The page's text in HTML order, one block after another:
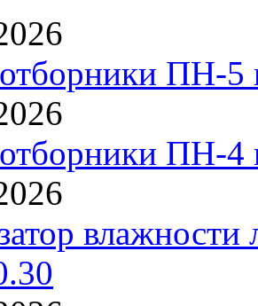
ПН-
ПН-